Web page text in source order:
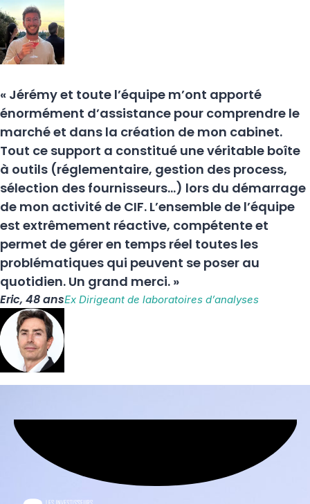
« Jérémy et toute l’équipe m’ont apporté
énormément d’assistance pour comprendre le
marché et dans la création de mon cabinet.
Tout ce support a constitué une véritable boîte
à outils (réglementaire, gestion des process,
sélection des fournisseurs…) lors du démarrage
de mon activité de CIF. L’ensemble de l’équipe
est extrêmement réactive, compétente et
permet de gérer en temps réel toutes les
problématiques qui peuvent se poser au
quotidien. Un grand merci. »
Eric, 48 ansEx Dirigeant de laboratoires d’analyses